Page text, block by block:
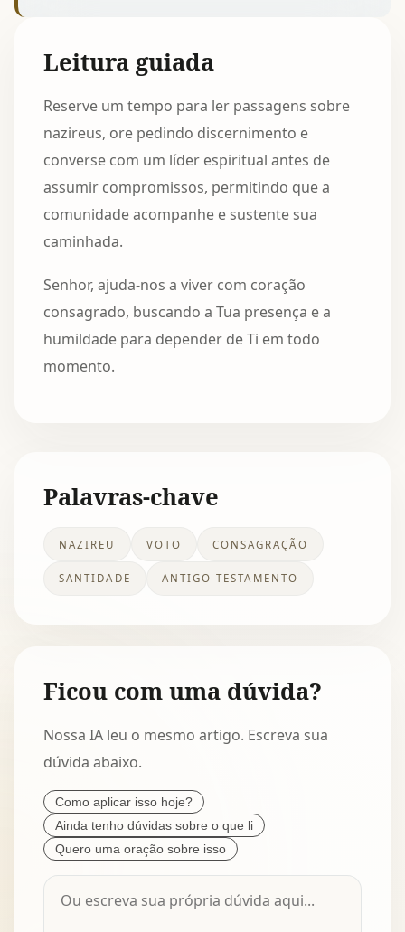
Leitura guiada
Reserve um tempo para ler passagens sobre
nazireus, ore pedindo discernimento e
converse com um líder espiritual antes de
assumir compromissos, permitindo que a
comunidade acompanhe e sustente sua
caminhada.
Senhor, ajuda-nos a viver com coração
consagrado, buscando a Tua presença e a
humildade para depender de Ti em todo
momento.
Palavras-chave
NAZIREU VOTO CONSAGRAÇÃO
SANTIDADE ANTIGO TESTAMENTO
Ficou com uma dúvida?
Nossa IA leu o mesmo artigo. Escreva sua
dúvida abaixo.
Como aplicar isso hoje?
Ainda tenho dúvidas sobre o que li
Quero uma oração sobre isso